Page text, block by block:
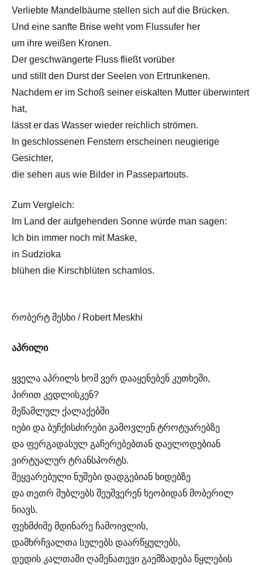
Verliebte Mandelbäume stellen sich auf die Brücken.
Und eine sanfte Brise weht vom Flussufer her
um ihre weißen Kronen.
Der geschwängerte Fluss fließt vorüber
und stillt den Durst der Seelen von Ertrunkenen.
Nachdem er im Schoß seiner eiskalten Mutter überwintert
hat,
lässt er das Wasser wieder reichlich strömen.
In geschlossenen Fenstern erscheinen neugierige
Gesichter,
die sehen aus wie Bilder in Passepartouts.
Zum Vergleich:
Im Land der aufgehenden Sonne würde man sagen:
Ich bin immer noch mit Maske,
in Sudzioka
blühen die Kirschblüten schamlos.
რობერტ მესხი / Robert Meskhi
აპრილი
ყველა აპრილს ხომ ვერ დააყენებენ კუთხეში,
პირით კედლისკენ?
შეწამლულ ქალაქებში
იები და ბუჩქისძირები გამოვლენ ტროტუარებზე
და ფერგადასულ გაჩერებებთან დაელოდებიან
ვირტუალურ ტრანსპორტს.
შეყვარებული ნუშები დადგებიან ხიდებზე
და თეთრ შუბლებს შეუშვერენ ხეობიდან მობერილ
ნიავს.
ფეხმძიმე მდინარე ჩამოივლის,
დამხრჩვალთა სულებს დაარწყულებს,
დედის კალთაში ღამენათევი გაემზადება წყლების